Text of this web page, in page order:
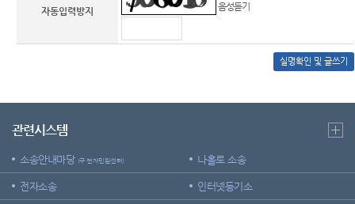
자동입력방지
음성듣기
실명확인 및 글쓰기
관련시스템
소송안내마당 (구 전자민원센터) 나홀로 소송
전자소송 인터넷등기소